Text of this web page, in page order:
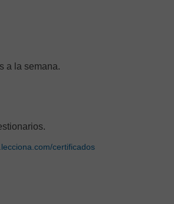
a la semana.
certificados